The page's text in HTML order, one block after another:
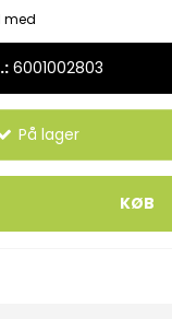
6001002803
På lager
KØB